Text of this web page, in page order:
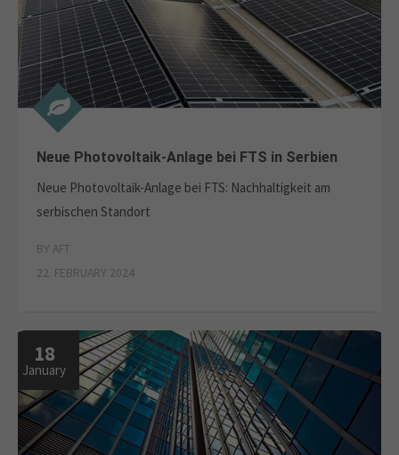
Neue Photovoltaik-Anlage bei FTS in Serbien
Neue Photovoltaik-Anlage bei FTS: Nachhaltigkeit am
serbischen Standort
BY AFT
22. FEBRUARY 2024
18
January